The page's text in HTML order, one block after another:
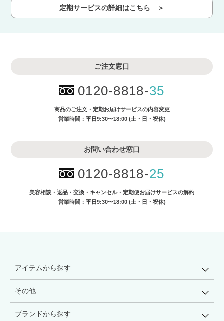
定期サービスの詳細はこちら ＞
ご注文窓口
0120-8818-35
商品のご注文・ 定期お届けサービスの内容変更
営業時間：平日9:30〜18:00 (土・日・祝休)
お問い合わせ窓口
0120-8818-25
美容相談・返品・交換・キャンセル・ 定期便お届けサービスの解約
営業時間：平日9:30〜18:00 (土・日・祝休)
アイテムから探す
その他
ブランドから探す